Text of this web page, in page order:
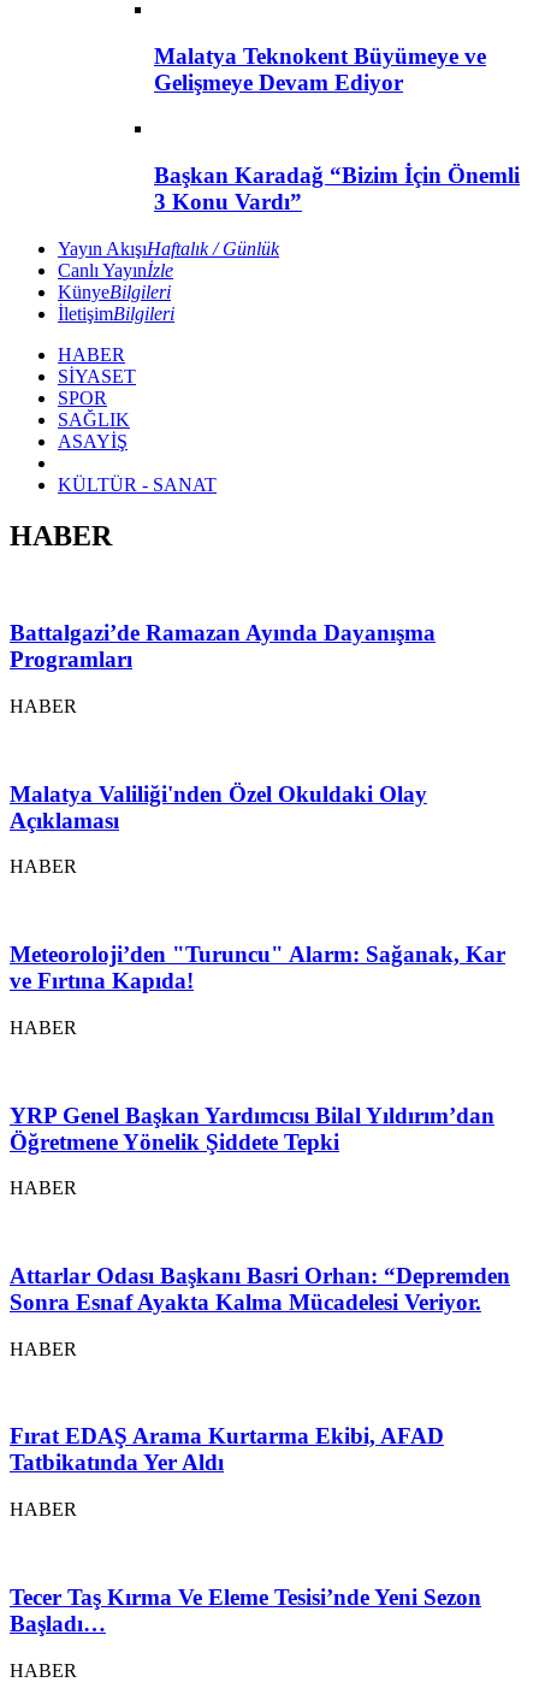
Malatya Teknokent Büyümeye ve
Gelişmeye Devam Ediyor
Başkan Karadağ “Bizim İçin Önemli
3 Konu Vardı”
Yayın AkışıHaftalık / Günlük
Canlı Yayınİzle
KünyeBilgileri
İletişimBilgileri
HABER
SİYASET
SPOR
SAĞLIK
ASAYİŞ
KÜLTÜR - SANAT
HABER
Battalgazi’de Ramazan Ayında Dayanışma
Programları
HABER
Malatya Valiliği'nden Özel Okuldaki Olay
Açıklaması
HABER
Meteoroloji’den "Turuncu" Alarm: Sağanak, Kar
ve Fırtına Kapıda!
HABER
YRP Genel Başkan Yardımcısı Bilal Yıldırım’dan
Öğretmene Yönelik Şiddete Tepki
HABER
Attarlar Odası Başkanı Basri Orhan: “Depremden
Sonra Esnaf Ayakta Kalma Mücadelesi Veriyor.
HABER
Fırat EDAŞ Arama Kurtarma Ekibi, AFAD
Tatbikatında Yer Aldı
HABER
Tecer Taş Kırma Ve Eleme Tesisi’nde Yeni Sezon
Başladı…
HABER